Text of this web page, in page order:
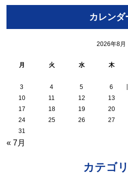
カレンダ
2026年8月
月 火 水 木
3
4 5 6
10
11 12 13
17
18 19 20
24
25 26 27
31
« 7月
カテゴ